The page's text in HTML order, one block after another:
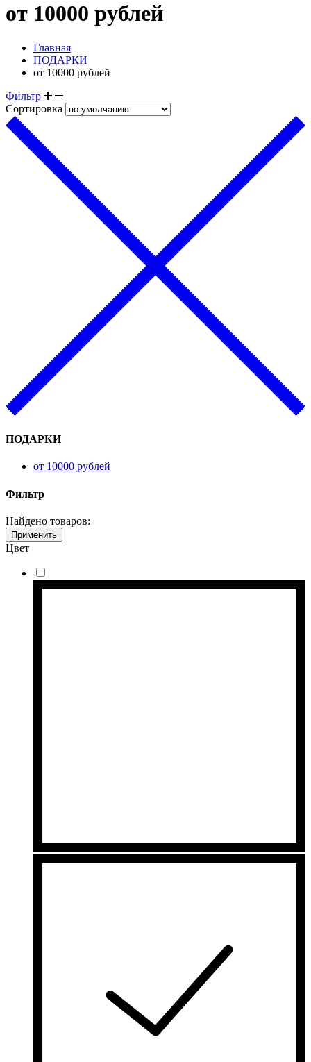
от 10000 рублей
Главная
ПОДАРКИ
от 10000 рублей
Фильтр
Сортировка
ПОДАРКИ
от 10000 рублей
Фильтр
Найдено товаров:
Применить
Цвет